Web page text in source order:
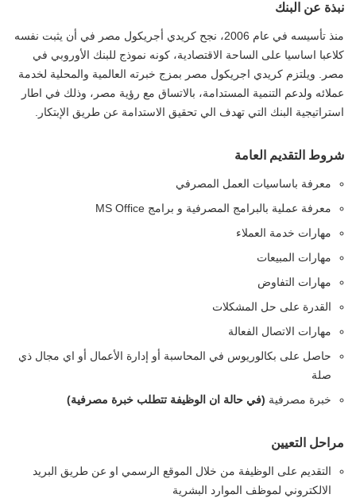
نبذة عن البنك
منذ تأسيسه في عام 2006، نجح كريدي أجريكول مصر في أن يثبت نفسه
كلاعبا اساسيا على الساحة الاقتصادية، كونه نموذج للبنك الأوروبي في
مصر. ويلتزم كريدي اجريكول مصر بمزج خبرته العالمية والمحلية لخدمة
عملائه ولدعم التنمية المستدامة، بالاتساق مع رؤية مصر، وذلك في اطار
استراتيجية البنك التي تهدف الي تحقيق الاستدامة عن طريق الإبتكار.
شروط التقديم العامة
معرفة باساسيات العمل المصرفي
معرفة عملية بالبرامج المصرفية و برامج MS Office
مهارات خدمة العملاء
مهارات المبيعات
مهارات التفاوض
القدرة على حل المشكلات
مهارات الاتصال الفعالة
حاصل على بكالوريوس في المحاسبة أو إدارة الأعمال أو اي مجال ذي
صلة
خبرة مصرفية (في حالة ان الوظيفة تتطلب خبرة مصرفية)
مراحل التعيين
التقديم على الوظيفة من خلال الموقع الرسمي او عن طريق البريد
الالكتروني لموظف الموارد البشرية